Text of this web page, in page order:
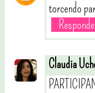
torcendo
Claudia